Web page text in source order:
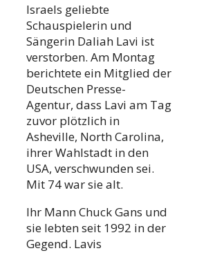
Israels geliebte
Schauspielerin und
Sängerin Daliah Lavi ist
verstorben. Am Montag
berichtete ein Mitglied der
Deutschen Presse-
Agentur, dass Lavi am Tag
zuvor plötzlich in
Asheville, North Carolina,
ihrer Wahlstadt in den
USA, verschwunden sei.
Mit 74 war sie alt.
Ihr Mann Chuck Gans und
sie lebten seit 1992 in der
Gegend. Lavis